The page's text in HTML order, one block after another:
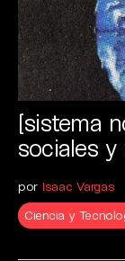
[sistema
sociales y
por Isaac Vargas
Ciencia y